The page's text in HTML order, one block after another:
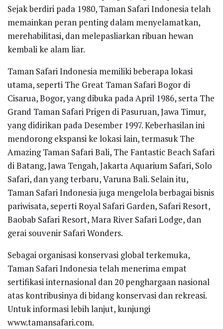
Sejak berdiri pada 1980, Taman Safari Indonesia telah
memainkan peran penting dalam menyelamatkan,
merehabilitasi, dan melepasliarkan ribuan hewan
kembali ke alam liar.
Taman Safari Indonesia memiliki beberapa lokasi
utama, seperti The Great Taman Safari Bogor di
Cisarua, Bogor, yang dibuka pada April 1986, serta The
Grand Taman Safari Prigen di Pasuruan, Jawa Timur,
yang didirikan pada Desember 1997. Keberhasilan ini
mendorong ekspansi ke lokasi lain, termasuk The
Amazing Taman Safari Bali, The Fantastic Beach Safari
di Batang, Jawa Tengah, Jakarta Aquarium Safari, Solo
Safari, dan yang terbaru, Varuna Bali. Selain itu,
Taman Safari Indonesia juga mengelola berbagai bisnis
pariwisata, seperti Royal Safari Garden, Safari Resort,
Baobab Safari Resort, Mara River Safari Lodge, dan
gerai souvenir Safari Wonders.
Sebagai organisasi konservasi global terkemuka,
Taman Safari Indonesia telah menerima empat
sertifikasi internasional dan 20 penghargaan nasional
atas kontribusinya di bidang konservasi dan rekreasi.
Untuk informasi lebih lanjut, kunjungi
www.tamansafari.com.